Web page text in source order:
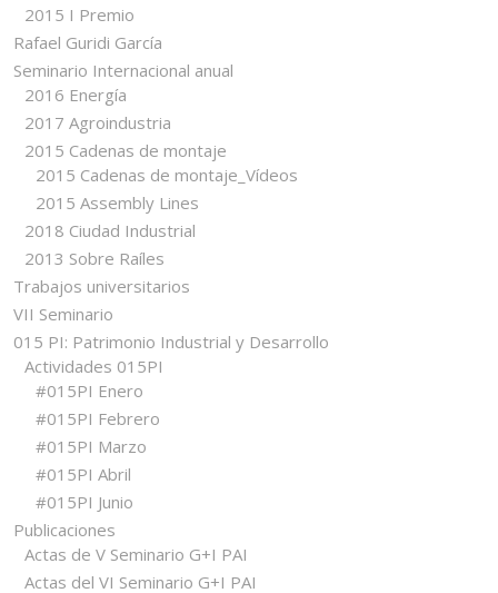
2015 I Premio
Rafael Guridi García
Seminario Internacional anual
2016 Energía
2017 Agroindustria
2015 Cadenas de montaje
2015 Cadenas de montaje_Vídeos
2015 Assembly Lines
2018 Ciudad Industrial
2013 Sobre Raíles
Trabajos universitarios
VII Seminario
015 PI: Patrimonio Industrial y Desarrollo
Actividades 015PI
#015PI Enero
#015PI Febrero
#015PI Marzo
#015PI Abril
#015PI Junio
Publicaciones
Actas de V Seminario G+I PAI
Actas del VI Seminario G+I PAI